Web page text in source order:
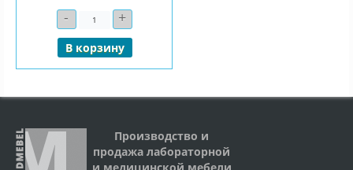
- Количество+
В корзину
Производство и
продажа лабораторной